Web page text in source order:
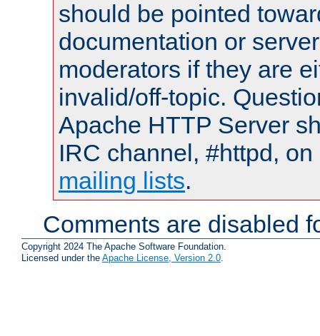
should be pointed
documentation or
moderators if they are
invalid/off-topic.
Apache HTTP Server
IRC channel, #httpd,
mailing lists.
Comments are disabled
Copyright 2024 The Apache Software Foundation.
Licensed under the Apache License, Version 2.0